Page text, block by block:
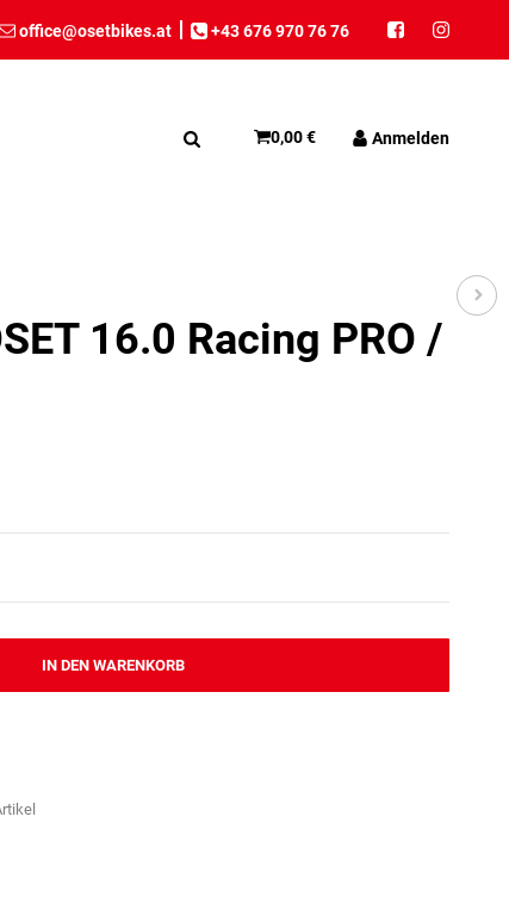
office@osetbikes.at +43 676 970 76 76
0,00 € Anmelden
16.0 Racing PRO /
IN DEN WARENKORB